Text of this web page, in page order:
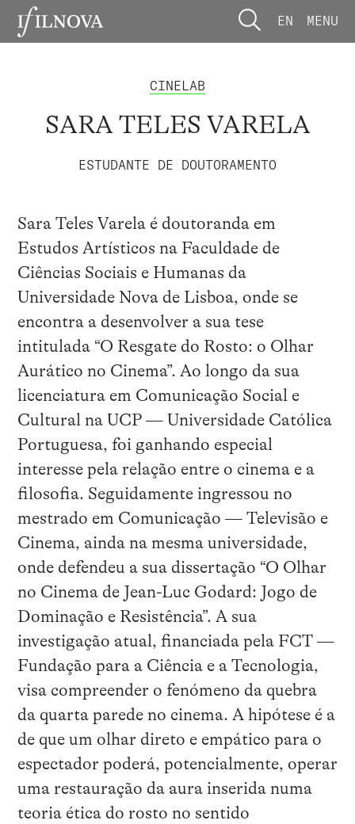
EN MENU
CINELAB
SARA TELES VARELA
ESTUDANTE DE DOUTORAMENTO
Sara Teles Varela é doutoranda em
Estudos Artísticos na Faculdade de
Ciências Sociais e Humanas da
Universidade Nova de Lisboa, onde se
encontra a desenvolver a sua tese
intitulada “O Resgate do Rosto: o Olhar
Aurático no Cinema”. Ao longo da sua
licenciatura em Comunicação Social e
Cultural na UCP — Universidade Católica
Portuguesa, foi ganhando especial
interesse pela relação entre o cinema e a
filosofia. Seguidamente ingressou no
mestrado em Comunicação — Televisão e
Cinema, ainda na mesma universidade,
onde defendeu a sua dissertação “O Olhar
no Cinema de Jean-Luc Godard: Jogo de
Dominação e Resistência”. A sua
investigação atual, financiada pela FCT —
Fundação para a Ciência e a Tecnologia,
visa compreender o fenómeno da quebra
da quarta parede no cinema. A hipótese é a
de que um olhar direto e empático para o
espectador poderá, potencialmente, operar
uma restauração da aura inserida numa
teoria ética do rosto no sentido